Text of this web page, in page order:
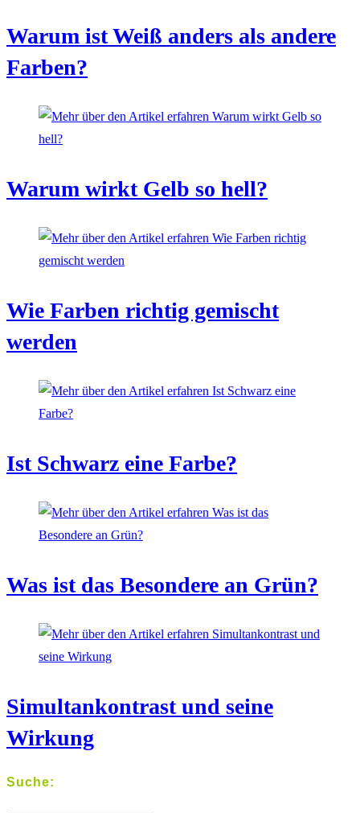
Warum ist Weiß anders als andere
Farben?
Warum wirkt Gelb so hell?
Wie Farben richtig gemischt
werden
Ist Schwarz eine Farbe?
Was ist das Besondere an Grün?
Simultankontrast und seine
Wirkung
Suche: